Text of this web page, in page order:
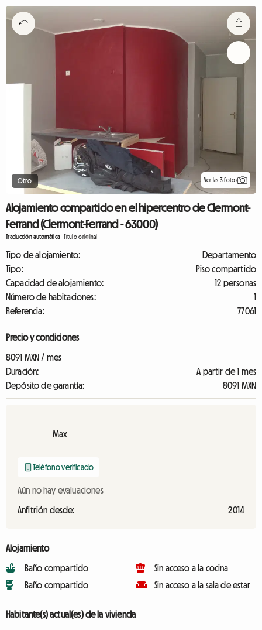
Otro Ver las 3 fotos
Alojamiento compartido en el hipercentro de Clermont-
Ferrand (Clermont-Ferrand - 63000)
Traducción automática-Título original
Tipo de alojamiento:
Departamento
Tipo:
Piso compartido
Capacidad de alojamiento:
12 personas
Número de habitaciones:
1
Referencia:
77061
Precio y condiciones
8091 MXN / mes
Duración:
A partir de 1 mes
Depósito de garantía:
8091 MXN
Max
Teléfono verificado
Aún no hay evaluaciones
Anfitrión desde: 2014
Alojamiento
Baño compartido
Baño compartido
Sin acceso a la cocina
Sin acceso a la sala de estar
Habitante(s) actual(es) de la vivienda